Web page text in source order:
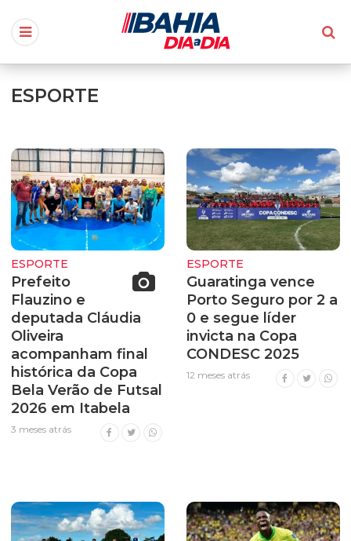
ESPORTE
ESPORTE
Prefeito
Flauzino e
deputada Cláudia
Oliveira
acompanham final
histórica da Copa
Bela Verão de Futsal
2026 em Itabela
3 meses atrás
ESPORTE
Guaratinga vence
Porto Seguro por 2 a
0 e segue líder
invicta na Copa
CONDESC 2025
12 meses atrás